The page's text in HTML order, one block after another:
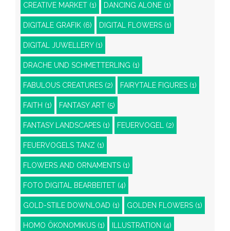
CREATIVE MARKET (1) DANCING ALONE (1)
DIGITALE GRAFIK (6) DIGITAL FLOWERS (1)
DIGITAL JUWELLERY(1)
DRACHE UND SCHMETTERLING (1)
FABULOUS CREATURES (2) FAIRYTALE FIGURES (1)
FAITH (1) FANTASY ART (5)
FANTASY LANDSCAPES (1) FEUERVOGEL (2)
FEUERVOGELS TANZ (1)
FLOWERS AND ORNAMENTS (1)
FOTO DIGITAL BEARBEITET (4)
GOLD-STILE DOWNLOAD (1) GOLDEN FLOWERS (1)
HOMO ÖKONOMIKUS (1) ILLUSTRATION (4)